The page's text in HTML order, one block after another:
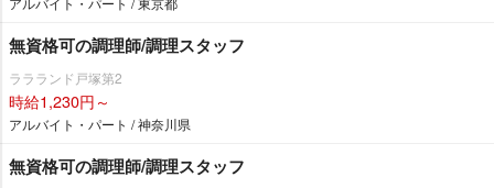
無資格可の調理師/調理スタッフ
ララランド戸塚第2
時給1,230円～
アルバイト・パート / 神奈川県
無資格可の調理師/調理スタッフ